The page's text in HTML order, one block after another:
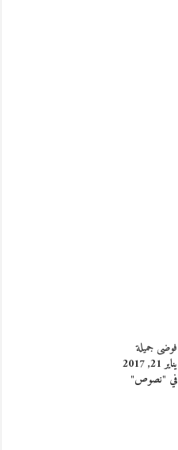
فوضى جميلة
يناير 21, 2017
في "نصوص"